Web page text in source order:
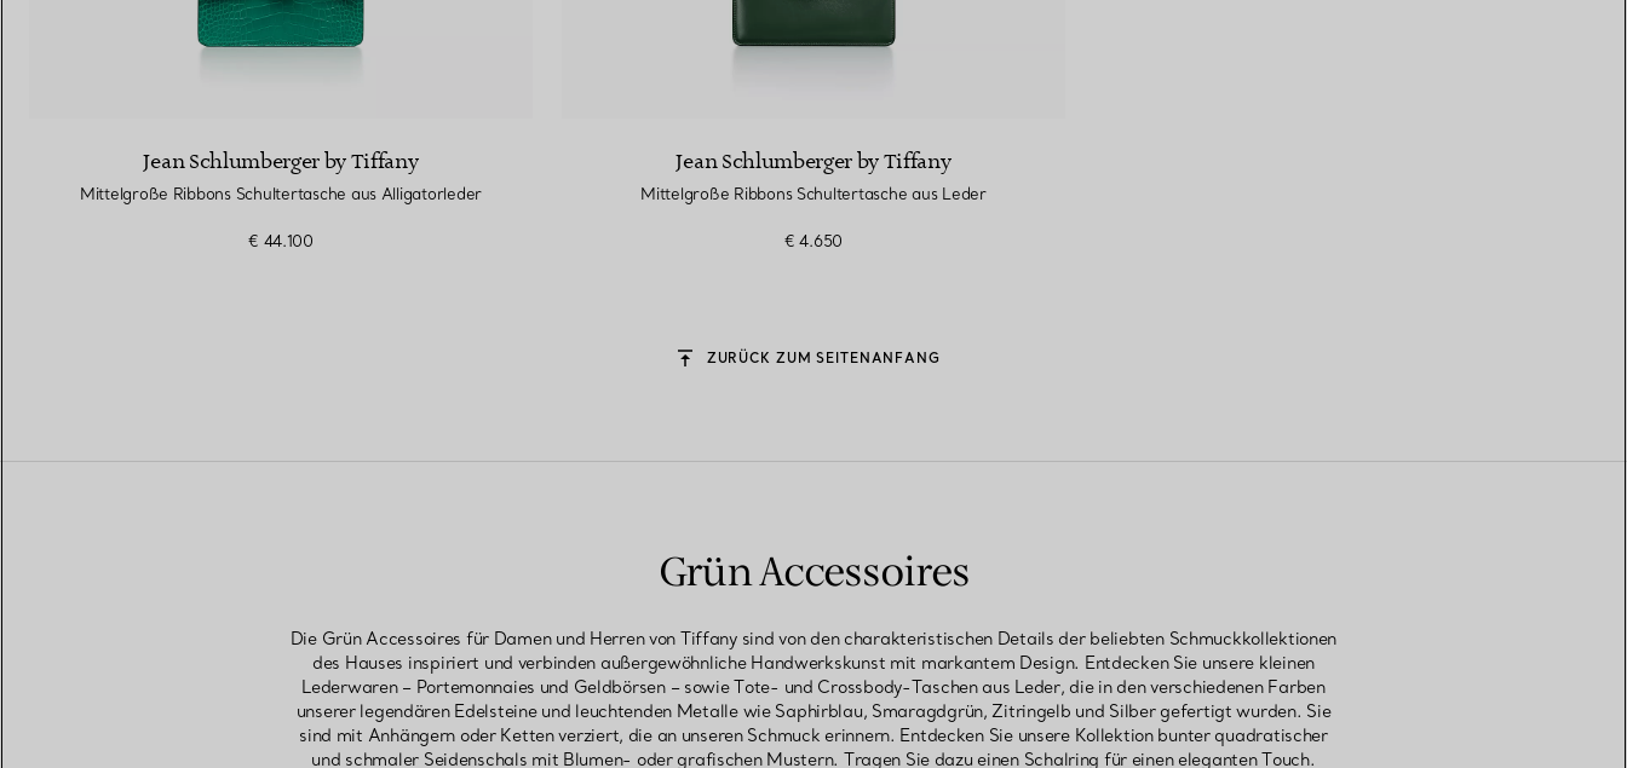
Jean Schlumberger by Tiffany
Mittelgroße Ribbons Schultertasche aus Alligatorleder
€ 44.100
Jean Schlumberger by Tiffany
Mittelgroße Ribbons Schultertasche aus Leder
€ 4.650
ZURÜCK ZUM SEITENANFANG
Grün Accessoires
Die Grün Accessoires für Damen und Herren von Tiffany sind von den charakteristischen Details der beliebten Schmuckkollektionen
des Hauses inspiriert und verbinden außergewöhnliche Handwerkskunst mit markantem Design. Entdecken Sie unsere kleinen
Lederwaren – Portemonnaies und Geldbörsen – sowie Tote- und Crossbody-Taschen aus Leder, die in den verschiedenen Farben
unserer legendären Edelsteine und leuchtenden Metalle wie Saphirblau, Smaragdgrün, Zitringelb und Silber gefertigt wurden. Sie
sind mit Anhängern oder Ketten verziert, die an unseren Schmuck erinnern. Entdecken Sie unsere Kollektion bunter quadratischer
und schmaler Seidenschals mit Blumen- oder grafischen Mustern. Tragen Sie dazu einen Schalring für einen eleganten Touch.